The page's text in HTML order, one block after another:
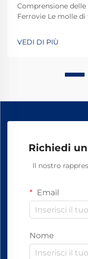
Comprensione
Ferrovie Le molle
chiave nei sistemi
capacità di
VEDI DI PIÙ
Richiedi
Il nostro
Email
Nome